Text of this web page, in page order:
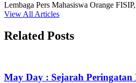
Lembaga Pers Mahasiswa Orange
View All Articles
Related Posts
May Day : Sejarah